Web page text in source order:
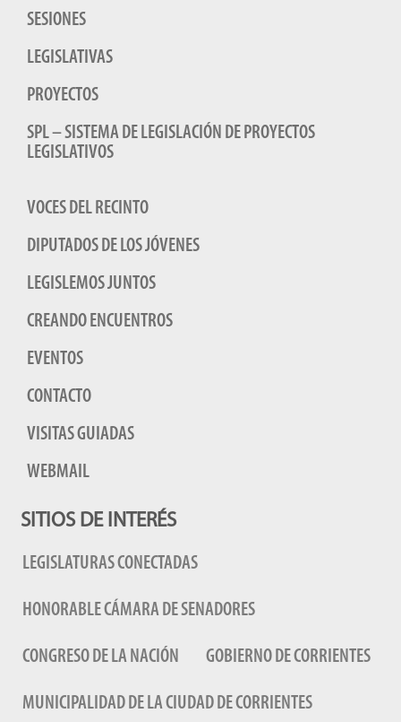
SESIONES
LEGISLATIVAS
PROYECTOS
SPL – SISTEMA DE LEGISLACIÓN DE PROYECTOS
LEGISLATIVOS
VOCES DEL RECINTO
DIPUTADOS DE LOS JÓVENES
LEGISLEMOS JUNTOS
CREANDO ENCUENTROS
EVENTOS
CONTACTO
VISITAS GUIADAS
WEBMAIL
SITIOS DE INTERÉS
LEGISLATURAS CONECTADAS
HONORABLE CÁMARA DE SENADORES
CONGRESO DE LA NACIÓN GOBIERNO DE CORRIENTES
MUNICIPALIDAD DE LA CIUDAD DE CORRIENTES